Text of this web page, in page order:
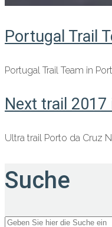
Portugal Trail
Portugal Trail Team in
Next trail
Ultra trail Porto da Cruz
Suche